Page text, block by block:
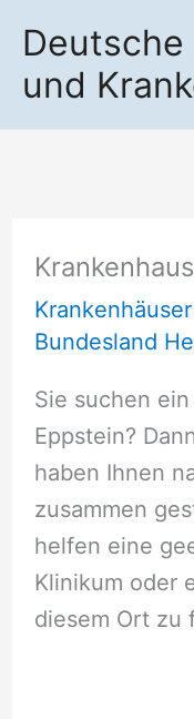
Inhalt
springen
Deutsche
und
Bundesland
Sie suchen
Eppstein?
haben Ihnen
zusammen
helfen eine
Klinikum oder
diesem Ort zu